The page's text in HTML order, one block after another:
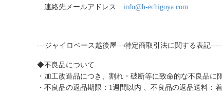
連絡先メールアドレス info@h-echigoya.com
---ジャイロベース越後屋---特定商取引法に関する表記
◆不良品について
・加工改造品につき、割れ・破断等に致命的な不良品に
・不良品の返品期限：1週間以内 、不良品の返品送料：